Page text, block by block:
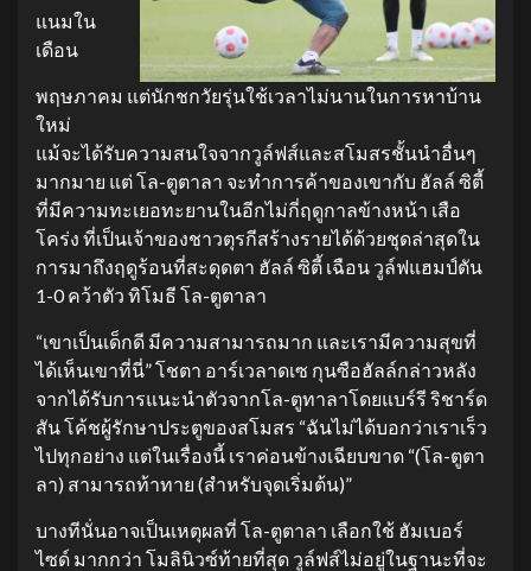
แนมใน
เดือน
พฤษภาคม แต่นักชกวัยรุ่นใช้เวลาไม่นานในการหาบ้าน
ใหม่
แม้จะได้รับความสนใจจากวูล์ฟส์และสโมสรชั้นนำอื่นๆ
มากมาย แต่ โล-ตูตาลา จะทำการค้าของเขากับ ฮัลล์ ซิตี้
ที่มีความทะเยอทะยานในอีกไม่กี่ฤดูกาลข้างหน้า เสือ
โคร่ง ที่เป็นเจ้าของชาวตุรกีสร้างรายได้ด้วยชุดล่าสุดใน
การมาถึงฤดูร้อนที่สะดุดตา ฮัลล์ ซิตี้ เฉือน วูล์ฟแฮมป์ตัน
1-0 คว้าตัว ทิโมธี โล-ตูตาลา
“เขาเป็นเด็กดี มีความสามารถมาก และเรามีความสุขที่
ได้เห็นเขาที่นี่” โชตา อาร์เวลาดเซ กุนซือฮัลล์กล่าวหลัง
จากได้รับการแนะนำตัวจากโล-ตูทาลาโดยแบร์รี ริชาร์ด
สัน โค้ชผู้รักษาประตูของสโมสร “ฉันไม่ได้บอกว่าเราเร็ว
ไปทุกอย่าง แต่ในเรื่องนี้ เราค่อนข้างเฉียบขาด “(โล-ตูตา
ลา) สามารถท้าทาย (สำหรับจุดเริ่มต้น)”
บางทีนั่นอาจเป็นเหตุผลที่ โล-ตูตาลา เลือกใช้ ฮัมเบอร์
ไซด์ มากกว่า โมลินิวซ์ท้ายที่สุด วูล์ฟส์ไม่อยู่ในฐานะที่จะ